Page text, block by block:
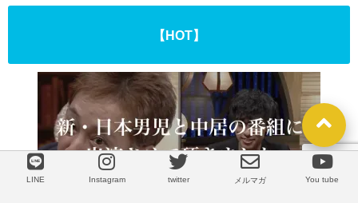
LINE
【HOT】
LINE Instagram twitter メルマガ You tube